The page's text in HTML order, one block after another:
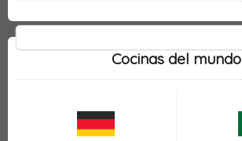
Cocinas del mundo